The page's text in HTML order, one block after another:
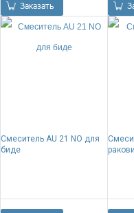
Заказать
Смеситель AU 21 NO для
биде